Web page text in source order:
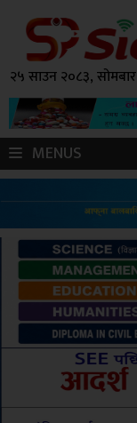
२५ साउन २०८३, सोमबार
MENUS